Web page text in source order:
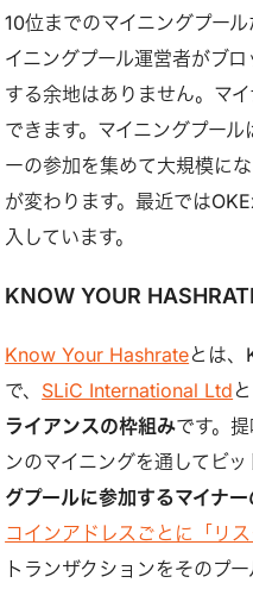
10位までのマイニングプー
イニングプール運営者がブ
する余地はありません。マ
できます。マイニングプー
ーの参加を集めて大規模に
が変わります。最近では
入しています。
KNOW YOUR
Know Your Hashrateとは
で、 SLiC International Ltd
ライアンスの枠組みです。
ンのマイニングを通してビ
グプールに参加するマイナ
コインアドレスごとに「リ
トランザクションをそのプ